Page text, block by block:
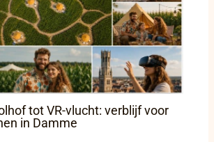
tot VR-vlucht: verblijf voor
in Damme